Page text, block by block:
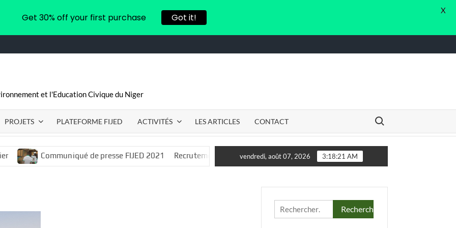
et l'Education Civique du Niger
PROJETS PLATEFORME FIJED ACTIVITÉS LES ARTICLES CONTACT
Search for:
Communiqué de presse FIJED 2021 Recrutement d’un.e consultant.e. en vue de l’élaboration d’un Guide de Dispositif
vendredi, août 07, 2026 3:18:21 AM
Rechercher :
Get 30% off your first purchase Got it!
X